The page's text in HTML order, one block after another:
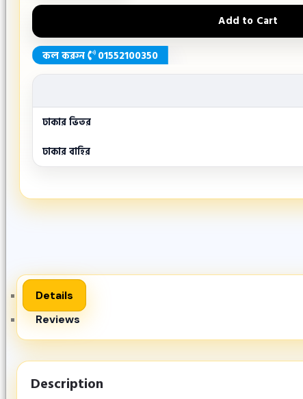
Add to Cart
কল করুন 01552100350
ঢাকার ভিতর
ঢাকার বাহির
Details
Reviews
Description